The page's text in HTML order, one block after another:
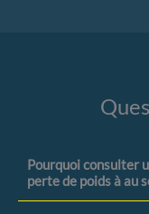
Pourquoi consulter
perte de poids à au